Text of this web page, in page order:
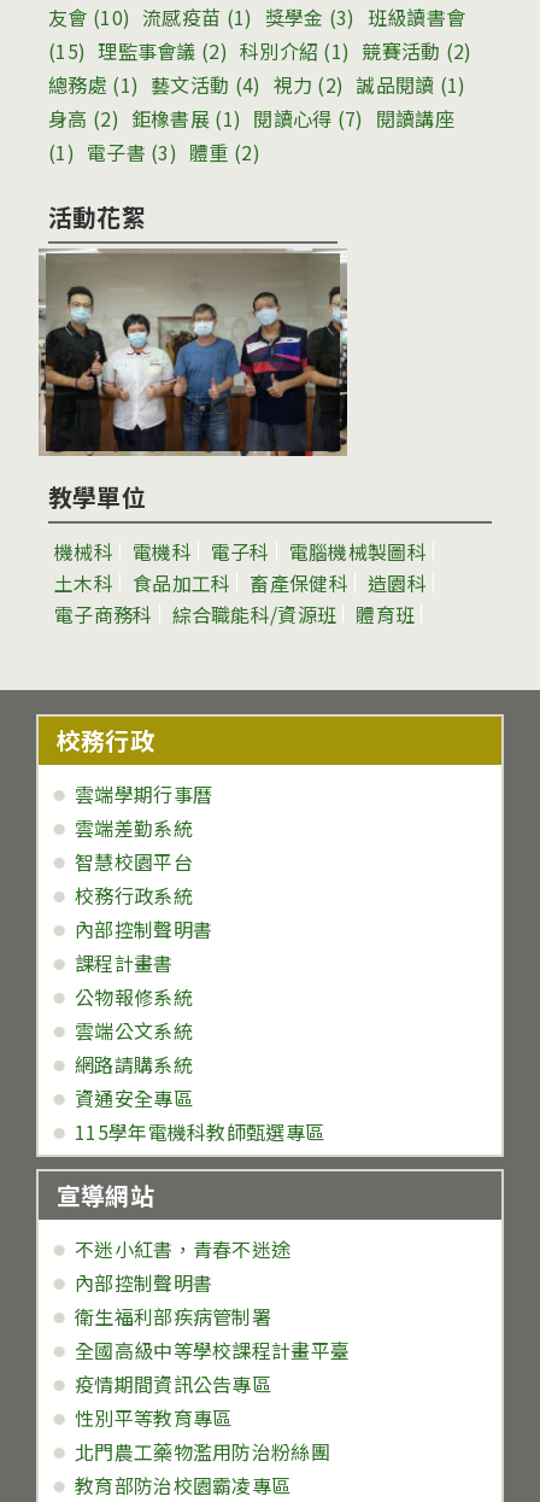
友會 (10) 流感疫苗 (1) 獎學金 (3) 班級讀書會
(15) 理監事會議 (2) 科別介紹 (1) 競賽活動 (2)
總務處 (1) 藝文活動 (4) 視力 (2) 誠品閱讀 (1)
身高 (2) 鉅橡書展 (1) 閱讀心得 (7) 閱讀講座
(1) 電子書 (3) 體重 (2)
活動花絮
教學單位
機械科 電機科 電子科
電腦機械製圖科
土木科
食品加工科 畜產保健科
造園科
電子商務科
綜合職能科/資源班 體育班
校務行政
雲端學期行事曆
雲端差勤系統
智慧校園平台
校務行政系統
內部控制聲明書
課程計畫書
公物報修系統
雲端公文系統
網路請購系統
資通安全專區
115學年電機科教師甄選專區
宣導網站
不迷小紅書，青春不迷途
內部控制聲明書
衛生福利部疾病管制署
全國高級中等學校課程計畫平臺
疫情期間資訊公告專區
性別平等教育專區
北門農工藥物濫用防治粉絲團
教育部防治校園霸凌專區